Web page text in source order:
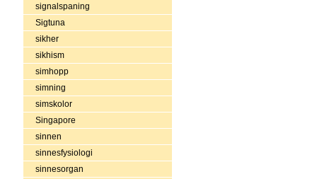
signalspaning
Sigtuna
sikher
sikhism
simhopp
simning
simskolor
Singapore
sinnen
sinnesfysiologi
sinnesorgan